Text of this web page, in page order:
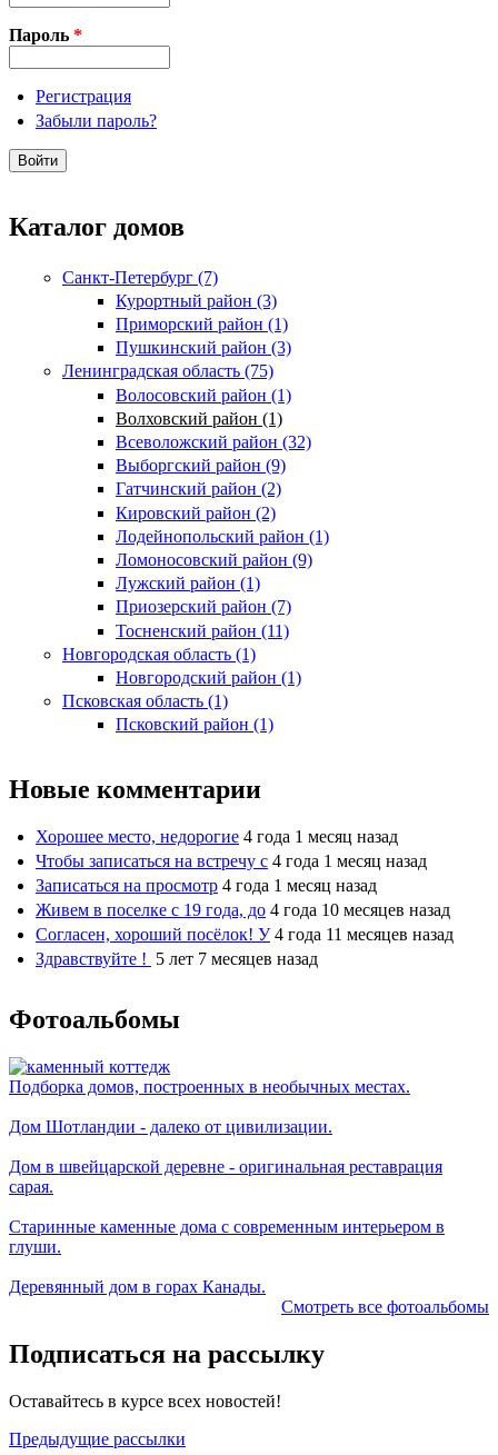
Пароль *
Регистрация
Забыли пароль?
Каталог домов
Санкт-Петербург (7)
Курортный район (3)
Приморский район (1)
Пушкинский район (3)
Ленинградская область (75)
Волосовский район (1)
Волховский район (1)
Всеволожский район (32)
Выборгский район (9)
Гатчинский район (2)
Кировский район (2)
Лодейнопольский район (1)
Ломоносовский район (9)
Лужский район (1)
Приозерский район (7)
Тосненский район (11)
Новгородская область (1)
Новгородский район (1)
Псковская область (1)
Псковский район (1)
Новые комментарии
Хорошее место, недорогие 4 года 1 месяц назад
Чтобы записаться на встречу с 4 года 1 месяц назад
Записаться на просмотр 4 года 1 месяц назад
Живем в поселке с 19 года, до 4 года 10 месяцев назад
Согласен, хороший посёлок! У 4 года 11 месяцев назад
Здравствуйте ! 5 лет 7 месяцев назад
Фотоальбомы
Подборка домов, построенных в необычных местах.
Дом Шотландии - далеко от цивилизации.
Дом в швейцарской деревне - оригинальная реставрация
сарая.
Старинные каменные дома с современным интерьером в
глуши.
Деревянный дом в горах Канады.
Смотреть все фотоальбомы
Подписаться на рассылку
Оставайтесь в курсе всех новостей!
Предыдущие рассылки